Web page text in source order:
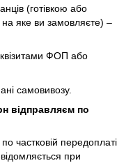
(готівкою або
на яке ви замовляєте) –
ФОП або
самовивозу.
відправляєм по
частковій передоплаті
при